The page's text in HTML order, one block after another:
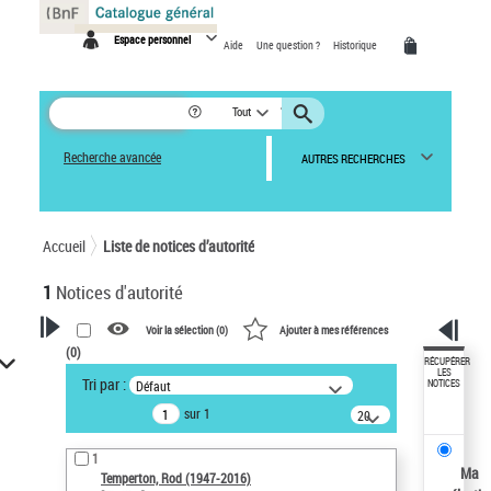
Espace personnel Aide Une question ? Historique
Tout
Recherche avancée AUTRES RECHERCHES
Accueil Liste de notices d’autorité
1 Notices d'autorité
VOTRE RECHERCHE
Recherche avancée dans les
notices d’autorité
Œuvres liées à l'auteur :
Temperton, Rod (1947-2016)
Voir la sélection (0) Ajouter à mes références
(0)
Tri par : Défaut
sur 1
20
résultats/page
1
Temperton, Rod (1947-2016)
RÉCUPÉRER
LES
NOTICES
Ma
Panneau de gestion des cookies